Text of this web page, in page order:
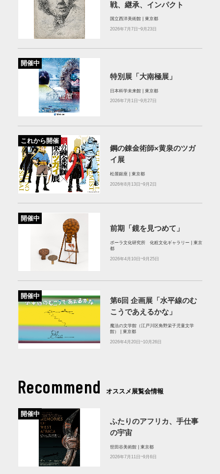
戦、継承、インパクト
国立西洋美術館 | 東京都
2026年7月7日~9月23日
開催中
特別展「大南極展」
日本科学未来館 | 東京都
2026年7月1日~9月27日
これから開催
鋼の錬金術師×黄泉のツガ
イ展
松屋銀座 | 東京都
2026年8月13日~9月2日
開催中
前期「鏡を見つめて」
ポーラ文化研究所 化粧文化ギャラリー | 東京
都
2026年4月10日~9月25日
開催中
第6回 企画展「水平線のむ
こうであえるかな」
魔法の文学館（江戸川区角野栄子児童文学
館） | 東京都
2026年4月20日~10月26日
Recommend オススメ展覧会情報
開催中
ふたりのアフリカ、手仕事
の宇宙
世田谷美術館 | 東京都
2026年7月11日~9月6日